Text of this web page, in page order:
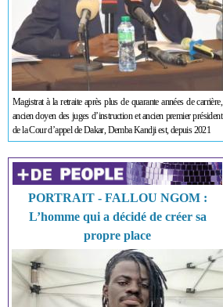
Magistrat à la retraite après plus de quarante années de carrière,
ancien doyen des juges d’instruction et ancien premier président
de la Cour d’appel de Dakar, Demba Kandji est, depuis 2021
PORTRAIT - FALLOU NGOM :
L’homme qui a décidé de créer sa
propre place